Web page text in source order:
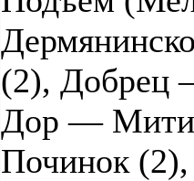
(2), Добрец
Дор —
Починок (2)